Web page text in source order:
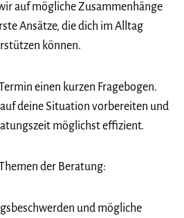
auf mögliche Zusammenhänge
Ansätze, die dich im Alltag
können.
einen kurzen Fragebogen.
deine Situation vorbereiten und
möglichst effizient.
der Beratung:
und mögliche